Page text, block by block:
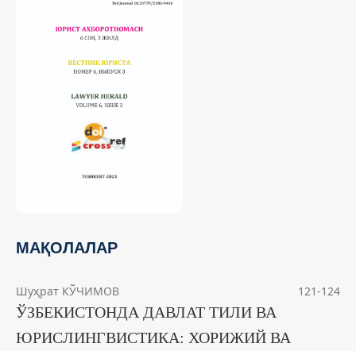
МАҚОЛАЛАР
Шуҳрат КЎЧИМОВ 121-124
ЎЗБЕКИСТОНДА ДАВЛАТ ТИЛИ ВА
ЮРИСЛИНГВИСТИКА: ХОРИЖИЙ ВА